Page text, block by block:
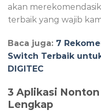
akan
terbaik yang wajib
Baca juga: 7
Switch Terbaik
DIGITEC
3 Aplikasi
Lengkap